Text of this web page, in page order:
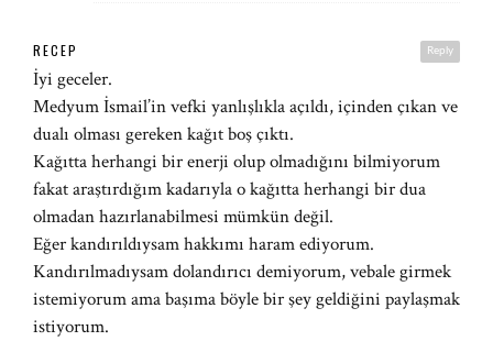
Reply
RECEP
İyi geceler.
Medyum İsmail’in vefki yanlışlıkla açıldı, içinden çıkan ve
dualı olması gereken kağıt boş çıktı.
Kağıtta herhangi bir enerji olup olmadığını bilmiyorum
fakat araştırdığım kadarıyla o kağıtta herhangi bir dua
olmadan hazırlanabilmesi mümkün değil.
Eğer kandırıldıysam hakkımı haram ediyorum.
Kandırılmadıysam dolandırıcı demiyorum, vebale girmek
istemiyorum ama başıma böyle bir şey geldiğini paylaşmak
istiyorum.